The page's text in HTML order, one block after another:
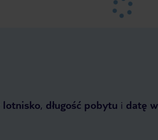
lotnisko, długość pobytu i datę